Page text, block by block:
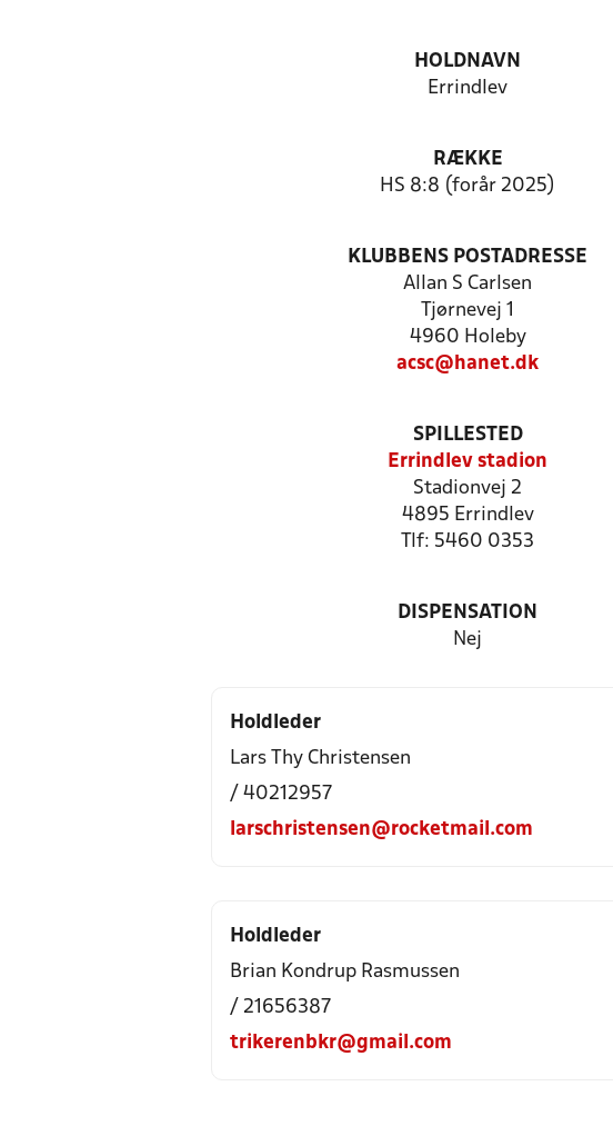
HOLDNAVN
Errindlev
RÆKKE
HS 8:8 (forår 2025)
KLUBBENS POSTADRESSE
Allan S Carlsen
Tjørnevej 1
4960 Holeby
acsc@hanet.dk
SPILLESTED
Errindlev stadion
Stadionvej 2
4895 Errindlev
Tlf: 5460 0353
DISPENSATION
Nej
Holdleder
Lars Thy Christensen
/ 40212957
larschristensen@rocketmail.com
Holdleder
Brian Kondrup Rasmussen
/ 21656387
trikerenbkr@gmail.com